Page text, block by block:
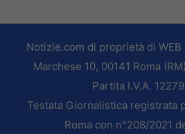
Notizie.com di proprietà di
Marchese 10, 00141 Roma
Partita I.V.A.
Testata Giornalistica registrata
Roma con n°208/2021